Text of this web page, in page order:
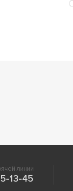
линии
13-45